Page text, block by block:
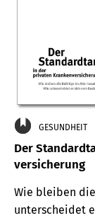
GESUNDHEIT
Der
versicherung
Wie bleiben
unterscheidet